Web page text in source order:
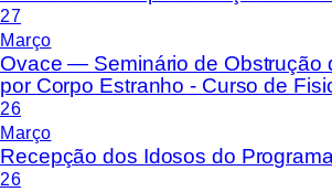
27
Março
Ovace — Seminário de Obstrução
por Corpo Estranho - Curso de
26
Março
Recepção dos Idosos do
26